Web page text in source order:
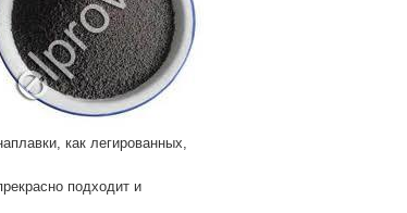
как легированных,
подходит и